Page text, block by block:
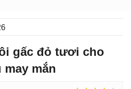
gấc đỏ tươi cho
may mắn